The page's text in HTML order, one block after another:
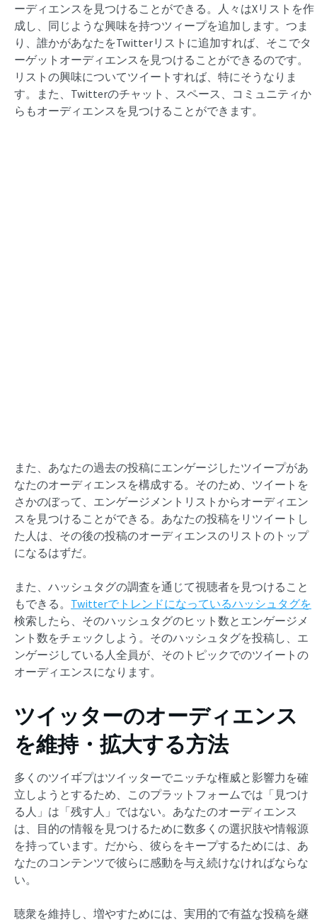
ーディエンスを見つけることができる。人々はXリストを作
成し、同じような興味を持つツィープを追加します。つま
り、誰かがあなたをTwitterリストに追加すれば、そこでタ
ーゲットオーディエンスを見つけることができるのです。
リストの興味についてツイートすれば、特にそうなりま
す。また、Twitterのチャット、スペース、コミュニティか
らもオーディエンスを見つけることができます。
また、あなたの過去の投稿にエンゲージしたツイープがあ
なたのオーディエンスを構成する。そのため、ツイートを
さかのぼって、エンゲージメントリストからオーディエン
スを見つけることができる。あなたの投稿をリツイートし
た人は、その後の投稿のオーディエンスのリストのトップ
になるはずだ。
また、ハッシュタグの調査を通じて視聴者を見つけること
もできる。 Twitterでトレンドになっているハッシュタグを
検索したら、そのハッシュタグのヒット数とエンゲージメ
ント数をチェックしよう。そのハッシュタグを投稿し、エ
ンゲージしている人全員が、そのトピックでのツイートの
オーディエンスになります。
ツイッターのオーディエンス
を維持・拡大する方法
多くのツイヸプはツイッターでニッチな権威と影響力を確
立しようとするため、このプラットフォームでは「見つけ
る人」は「残す人」ではない。あなたのオーディエンス
は、目的の情報を見つけるために数多くの選択肢や情報源
を持っています。だから、彼らをキープするためには、あ
なたのコンテンツで彼らに感動を与え続けなければならな
い。
聴衆を維持し、増やすためには、実用的で有益な投稿を継